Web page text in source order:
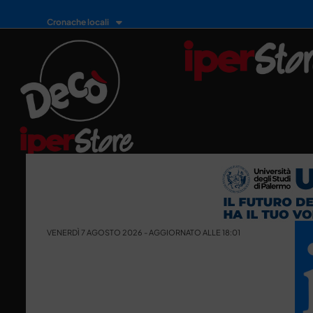
Cronache locali
VENERDÌ 7 AGOSTO 2026 - AGGIORNATO ALLE 18:01